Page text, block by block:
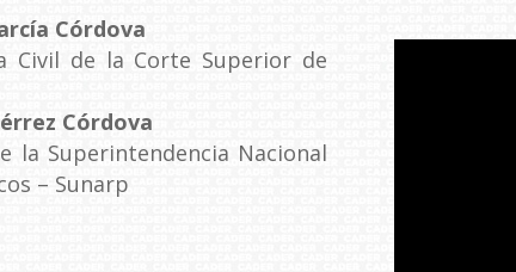
Córdova
Civil de la Corte Superior de
Córdova
la Superintendencia Nacional
– Sunarp